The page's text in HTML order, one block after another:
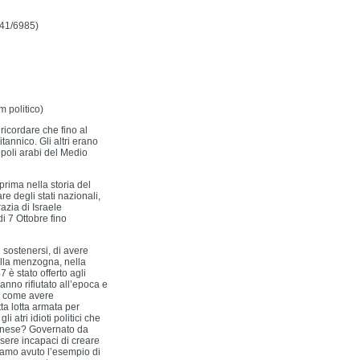
6985)
politico)
che fino al
Gli altri erano
arabi del Medio
nella storia del
degli stati nazionali,
di Israele
7 Ottobre fino
di avere
menzogna, nella
è stato offerto agli
rifiutato all’epoca e
avere
lotta armata per
atri idioti politici che
Governato da
incapaci di creare
avuto l’esempio di